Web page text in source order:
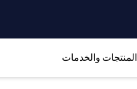
المنتجات والخدمات